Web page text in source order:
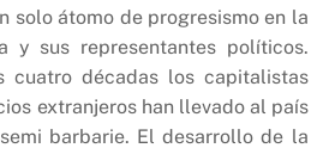
solo átomo de progresismo en la
y sus representantes políticos.
cuatro décadas los capitalistas
extranjeros han llevado al país
barbarie. El desarrollo de la